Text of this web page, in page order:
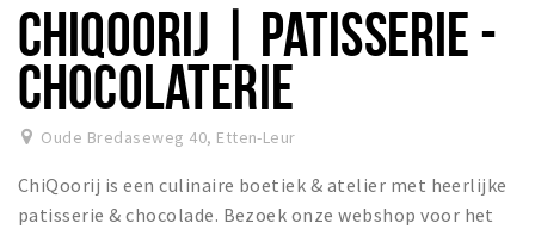
Bezienswaardigheden
Musea, theaters & podia
Uitjes & activiteiten
Toeristische routes
Natuurgebieden
CHIQOORIJ | PATISSERIE -
CHOCOLATERIE
Oude Bredaseweg 40, Etten-Leur
ChiQoorij is een culinaire boetiek & atelier met heerlijke
patisserie & chocolade. Bezoek onze webshop voor het